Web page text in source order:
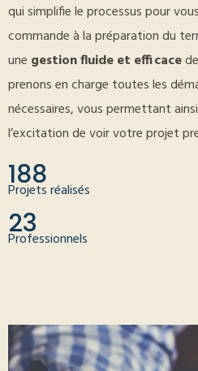
qui simplifie le processus pour
commande à la préparation du
une gestion fluide et efficace
prenons en charge toutes les
nécessaires, vous permettant
l’excitation de voir votre projet
188
Projets réalisés
23
Professionnels